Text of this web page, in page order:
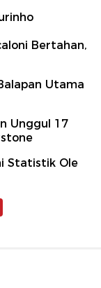
Bertahan,
Utama
Unggul 17
Statistik Ole